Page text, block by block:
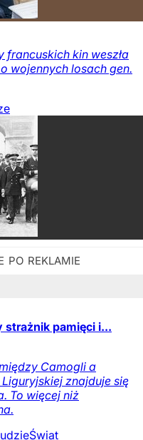
francuskich kin weszła
wojennych losach gen.
strażnik pamięci i...
Camogli a
znajduje się
To więcej niż
Świat